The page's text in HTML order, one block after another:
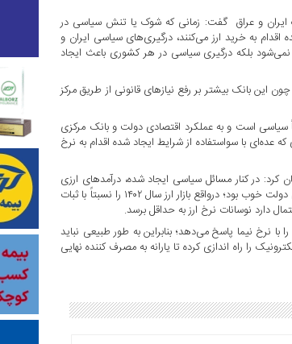
ایران و عراق گفت: زمانی که شوک یا تنش سیاسی در
به خرید ارز می‌کنند، درگیری‌های سیاسی ایران و
نمی‌شود بلکه درگیری سیاسی در هر کشوری باعث ایجاد
این بانک بیشتر بر رفع نیازهای قانونی از طریق مرکز
سیاسی است و به عملکرد اقتصادی دولت و بانک مرکزی
عده‌ای با سواستفاده از شرایط ایجاد شده اقدام به نرخ
در کنار مسائل سیاسی ایجاد شده، درآمدهای ارزی
نیز نقش مهمی در کنترل نرخ ارز دارند؛ چون در سال گذشته نیز وضعیت درآمدهای ارزی دولت خوب بود؛ درواقع بازار ارز سال ۱۴۰۲ را نسبتاً با ثبات
دارد نوسانات نرخ ارز به حداقل برسد.
با نرخ نیما پاسخ می‌دهد؛ بنابراین به طور طبیعی نباید
را راه اندازی کرده تا یارانه به مصرف کننده نهایی